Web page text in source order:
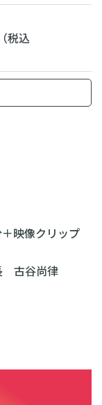
（税込
映像クリップ
古谷尚律